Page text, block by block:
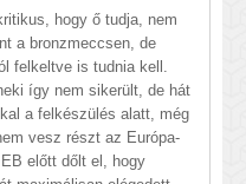
hogy ő tudja, nem
a bronzmeccsen, de
felkeltve is tudnia kell.
így nem sikerült, de hát
a felkészülés alatt, még
vesz részt az Európa-
előtt dőlt el, hogy